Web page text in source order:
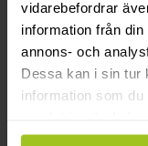
vidarebefordrar
information från
annons- och
Dessa kan i sin tur
information som
Emily pearl
Ivory
Pris:349 kr
349 kr